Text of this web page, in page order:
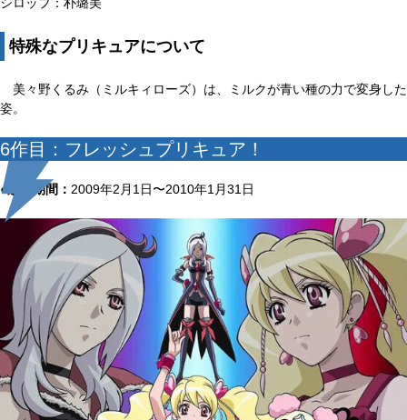
シロップ：朴璐美
特殊なプリキュアについて
美々野くるみ（ミルキィローズ）は、ミルクが青い種の力で変身した
姿。
6作目：フレッシュプリキュア！
●放送期間： 2009年2月1日〜2010年1月31日